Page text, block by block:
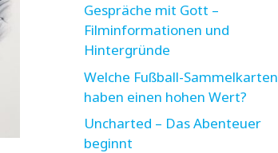
Gespräche mit Gott –
Filminformationen und
Hintergründe
Welche Fußball-Sammelkarten
haben einen hohen Wert?
Uncharted – Das Abenteuer
beginnt